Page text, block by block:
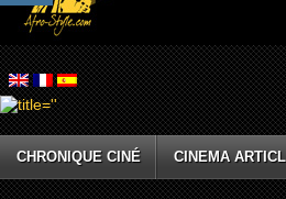
CHRONIQUE CINÉ CINEMA